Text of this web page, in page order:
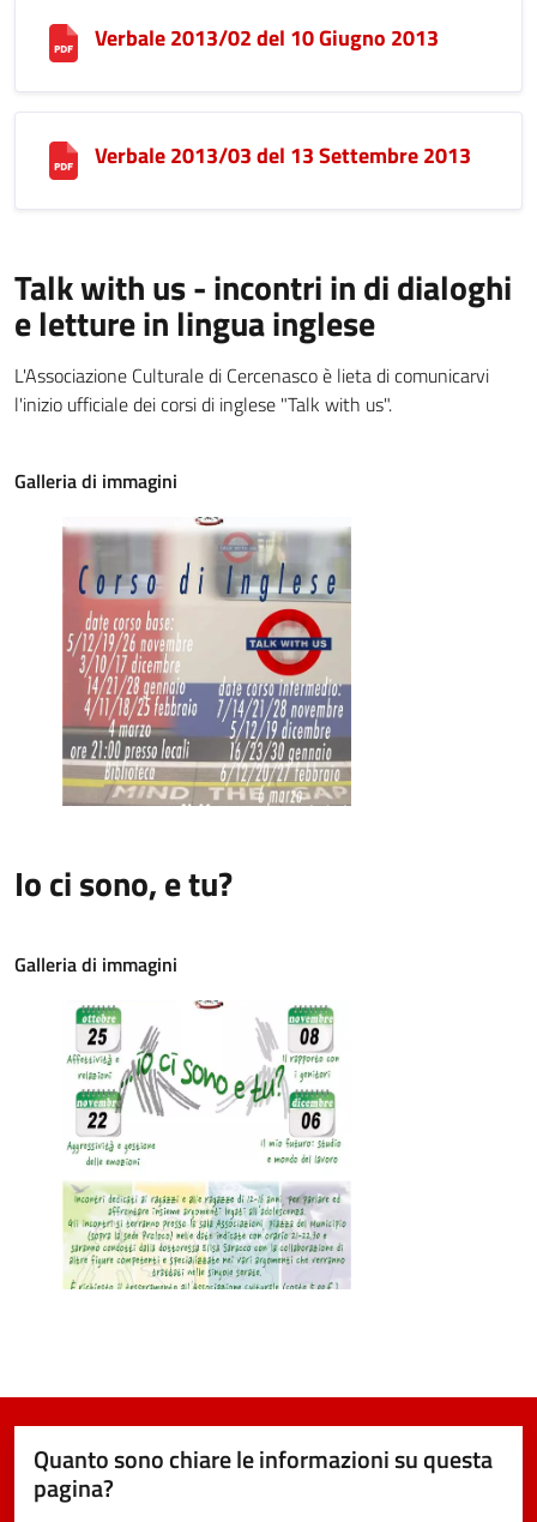
Verbale 2013/02 del 10 Giugno 2013
Verbale 2013/03 del 13 Settembre 2013
Talk with us - incontri in di dialoghi
e letture in lingua inglese
L'Associazione Culturale di Cercenasco è lieta di comunicarvi
l'inizio ufficiale dei corsi di inglese "Talk with us".
Galleria di immagini
Io ci sono, e tu?
Galleria di immagini
Quanto sono chiare le informazioni su questa
pagina?